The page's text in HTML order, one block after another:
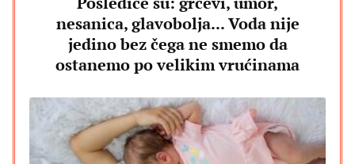
nesanica, glavobolja... Voda nije
jedino bez čega ne smemo da
ostanemo po velikim vrućinama